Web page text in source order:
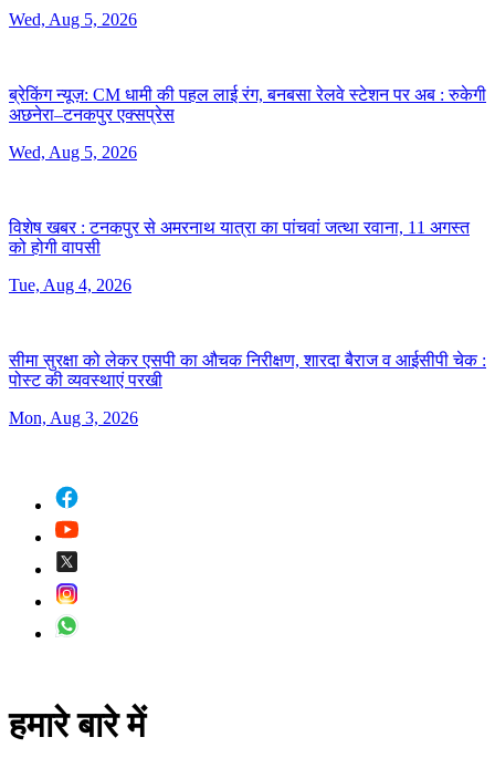
Wed, Aug 5, 2026
ब्रेकिंग न्यूज़: CM धामी की पहल लाई रंग, बनबसा रेलवे स्टेशन पर अब :रुकेगी
अछनेरा–टनकपुर एक्सप्रेस
Wed, Aug 5, 2026
विशेष खबर :टनकपुर से अमरनाथ यात्रा का पांचवां जत्था रवाना, 11 अगस्त
को होगी वापसी
Tue, Aug 4, 2026
सीमा सुरक्षा को लेकर एसपी का औचक निरीक्षण, शारदा बैराज व आईसीपी चेक :
पोस्ट की व्यवस्थाएं परखी
Mon, Aug 3, 2026
हमारे बारे में